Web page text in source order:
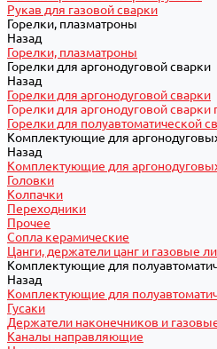
Рукав для газовой сварки
Горелки, плазматроны
Назад
Горелки, плазматроны
Горелки для аргонодуговой сварки
Назад
Горелки для аргонодуговой сварки
Горелки для аргонодуговой сварки
Горелки для полуавтоматической
Комплектующие для
Назад
Комплектующие для
Головки
Колпачки
Переходники
Прочее
Сопла керамические
Цанги, держатели цанг и газовые
Комплектующие для
Назад
Комплектующие для
Гусаки
Держатели наконечников и
Каналы направляющие